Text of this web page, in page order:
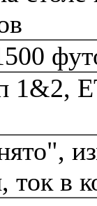
1&2,
ток в